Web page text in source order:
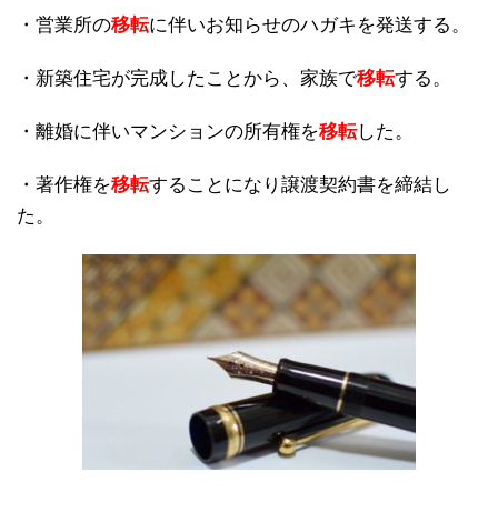
・営業所の移転に伴いお知らせのハガキを発送する。
・新築住宅が完成したことから、家族で移転する。
・離婚に伴いマンションの所有権を移転した。
・著作権を移転することになり譲渡契約書を締結し
た。